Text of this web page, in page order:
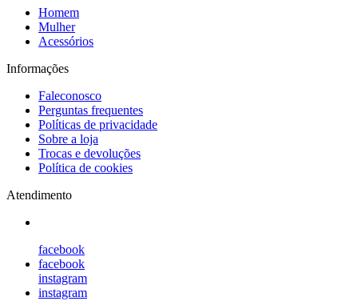
Homem
Mulher
Acessórios
Informações
Faleconosco
Perguntas frequentes
Políticas de privacidade
Sobre a loja
Trocas e devoluções
Política de cookies
Atendimento
facebook
facebook
instagram
instagram